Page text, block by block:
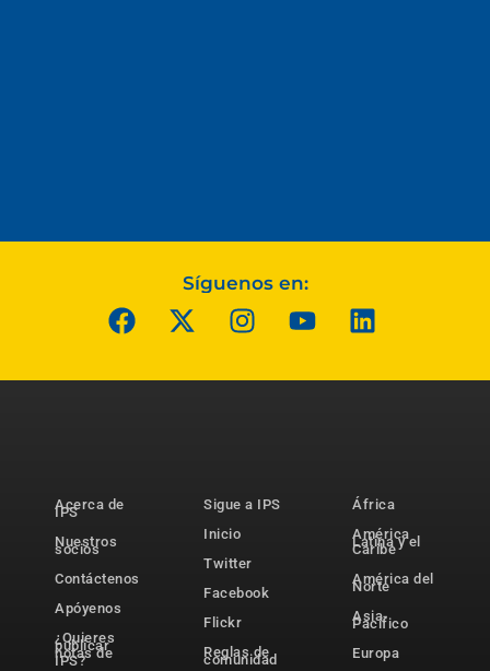
Síguenos en:
Acerca de
IPS
Nuestros
socios
Contáctenos
Apóyenos
¿Quieres
publicar
notas de
IPS?
Sigue a IPS
Inicio
Twitter
Facebook
Flickr
Reglas de
comunidad
África
América
Latina y el
Caribe
América del
Norte
Asia-
Pacífico
Europa